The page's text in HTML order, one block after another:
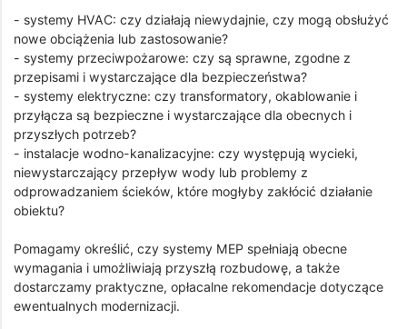
- systemy HVAC: czy działają niewydajnie, czy mogą obsłużyć
nowe obciążenia lub zastosowanie?
- systemy przeciwpożarowe: czy są sprawne, zgodne z
przepisami i wystarczające dla bezpieczeństwa?
- systemy elektryczne: czy transformatory, okablowanie i
przyłącza są bezpieczne i wystarczające dla obecnych i
przyszłych potrzeb?
- instalacje wodno-kanalizacyjne: czy występują wycieki,
niewystarczający przepływ wody lub problemy z
odprowadzaniem ścieków, które mogłyby zakłócić działanie
obiektu?
Pomagamy określić, czy systemy MEP spełniają obecne
wymagania i umożliwiają przyszłą rozbudowę, a także
dostarczamy praktyczne, opłacalne rekomendacje dotyczące
ewentualnych modernizacji.